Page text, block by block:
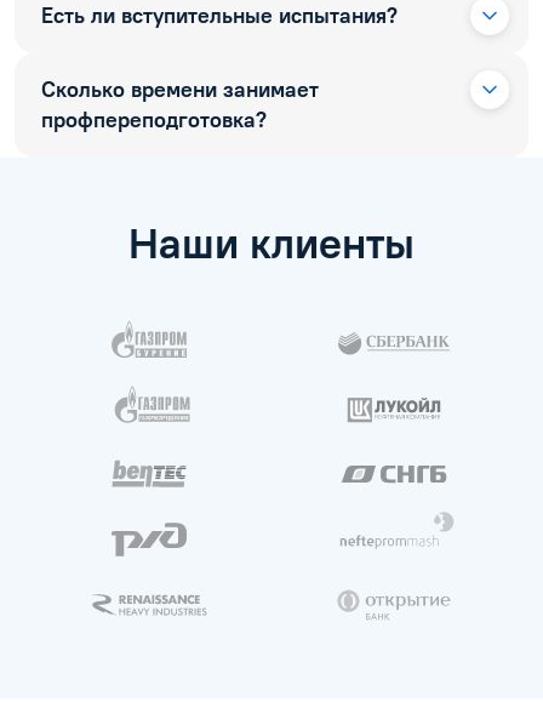
Есть ли вступительные испытания?
Сколько времени занимает
профпереподготовка?
Наши клиенты